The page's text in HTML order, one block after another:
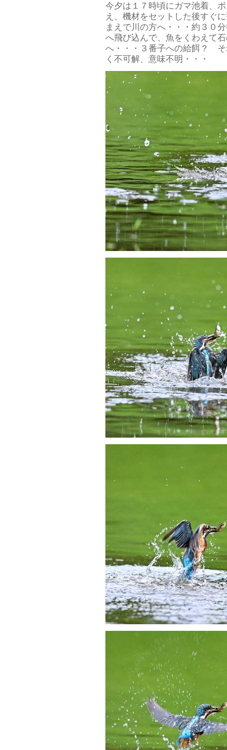
今夕は１７時頃にガマ池着、
え、機材をセットした後すぐ
まえで川の方へ・・・約３０
へ飛び込んで、魚をくわえて
へ・・・３番子への給餌？
く不可解、意味不明・・・